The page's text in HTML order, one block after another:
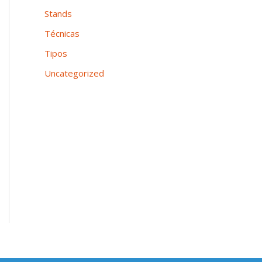
Stands
Técnicas
Tipos
Uncategorized